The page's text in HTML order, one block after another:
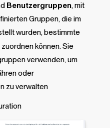
Benutzergruppen, mit
Gruppen, die im
wurden, bestimmte
können. Sie
verwenden, um
oder
zu verwalten